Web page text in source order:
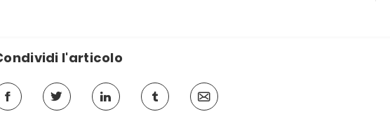
l'articolo